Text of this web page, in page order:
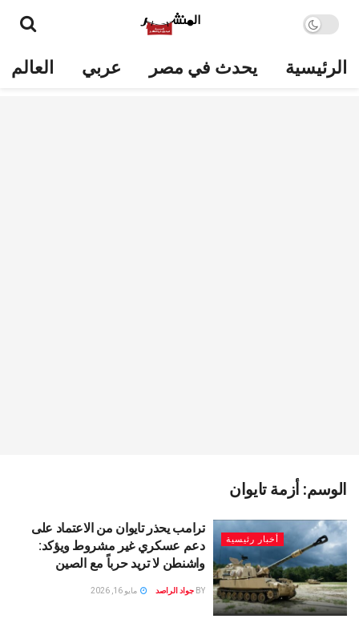
الرئيسية يحدث في مصر عربي العالم
الوسم: أزمة تايوان
أخبار رئيسية
ترامب يحذر تايوان من الاعتماد على
دعم عسكري غير مشروط ويؤكد:
واشنطن لا تريد حرباً مع الصين
BY جواد الراصد مايو 16, 2026